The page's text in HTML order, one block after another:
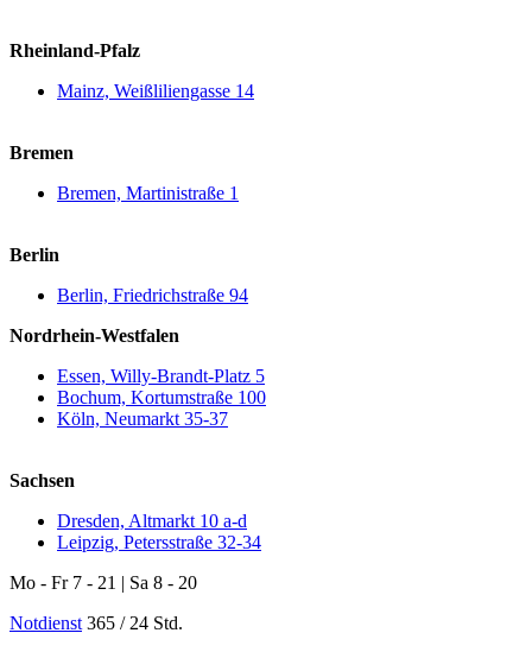
Rheinland-Pfalz
Mainz, Weißliliengasse 14
Bremen
Bremen, Martinistraße 1
Berlin
Berlin, Friedrichstraße 94
Nordrhein-Westfalen
Essen, Willy-Brandt-Platz 5
Bochum, Kortumstraße 100
Köln, Neumarkt 35-37
Sachsen
Dresden, Altmarkt 10 a-d
Leipzig, Petersstraße 32-34
Mo - Fr 7 - 21 | Sa 8 - 20
Notdienst 365 / 24 Std.